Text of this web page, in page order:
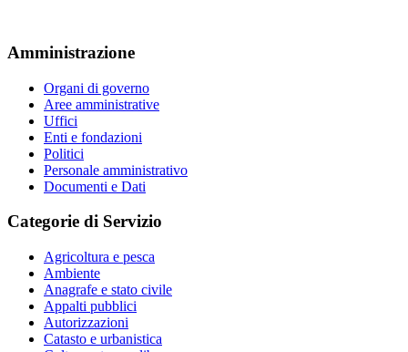
Amministrazione
Organi di governo
Aree amministrative
Uffici
Enti e fondazioni
Politici
Personale amministrativo
Documenti e Dati
Categorie di Servizio
Agricoltura e pesca
Ambiente
Anagrafe e stato civile
Appalti pubblici
Autorizzazioni
Catasto e urbanistica